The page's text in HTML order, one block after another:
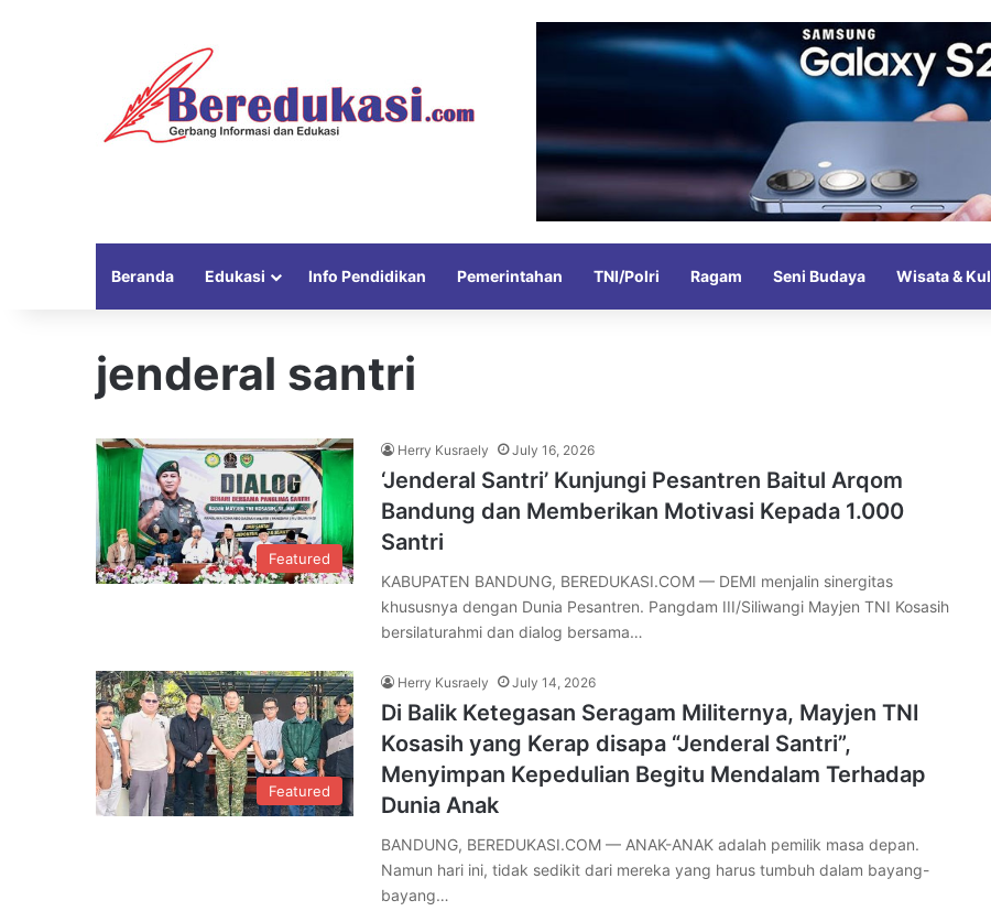
Beranda Edukasi Info Pendidikan Pemerintahan TNI/Polri Ragam Seni Budaya Wisata &
jenderal santri
Featured
Herry Kusraely July 16, 2026
‘Jenderal Santri’ Kunjungi Pesantren Baitul Arqom
Bandung dan Memberikan Motivasi Kepada 1.000
Santri
KABUPATEN BANDUNG, BEREDUKASI.COM — DEMI menjalin sinergitas
khususnya dengan Dunia Pesantren. Pangdam III/Siliwangi Mayjen TNI Kosasih
bersilaturahmi dan dialog bersama…
Featured
Herry Kusraely July 14, 2026
Di Balik Ketegasan Seragam Militernya, Mayjen TNI
Kosasih yang Kerap disapa “Jenderal Santri”,
Menyimpan Kepedulian Begitu Mendalam Terhadap
Dunia Anak
BANDUNG, BEREDUKASI.COM — ANAK-ANAK adalah pemilik masa depan.
Namun hari ini, tidak sedikit dari mereka yang harus tumbuh dalam bayang-
bayang…